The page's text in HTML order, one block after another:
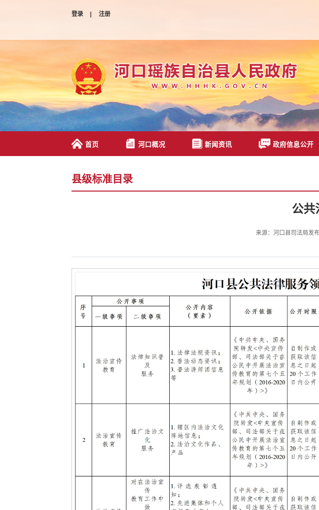
登录 |
注册
首页 河口概况 新闻资讯 政府信息公开
县级标准目录
公共
来源：河口县司法局发